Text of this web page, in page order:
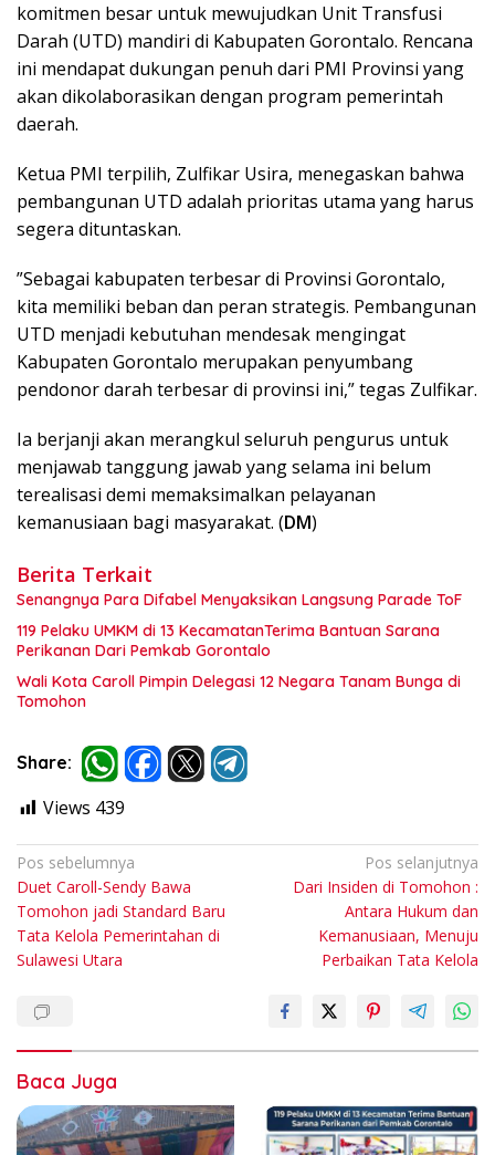
komitmen besar untuk mewujudkan Unit Transfusi
Darah (UTD) mandiri di Kabupaten Gorontalo. Rencana
ini mendapat dukungan penuh dari PMI Provinsi yang
akan dikolaborasikan dengan program pemerintah
daerah.
​Ketua PMI terpilih, Zulfikar Usira, menegaskan bahwa
pembangunan UTD adalah prioritas utama yang harus
segera dituntaskan.
​”Sebagai kabupaten terbesar di Provinsi Gorontalo,
kita memiliki beban dan peran strategis. Pembangunan
UTD menjadi kebutuhan mendesak mengingat
Kabupaten Gorontalo merupakan penyumbang
pendonor darah terbesar di provinsi ini,” tegas Zulfikar.
​Ia berjanji akan merangkul seluruh pengurus untuk
menjawab tanggung jawab yang selama ini belum
terealisasi demi memaksimalkan pelayanan
kemanusiaan bagi masyarakat. (DM)
Berita Terkait
Senangnya Para Difabel Menyaksikan Langsung Parade ToF
119 Pelaku UMKM di 13 KecamatanTerima Bantuan Sarana
Perikanan Dari Pemkab Gorontalo
Wali Kota Caroll Pimpin Delegasi 12 Negara Tanam Bunga di
Tomohon
Share:
Views 439
Navigasi
pos
Pos sebelumnya
Duet Caroll-Sendy Bawa
Tomohon jadi Standard Baru
Tata Kelola Pemerintahan di
Sulawesi Utara
Pos selanjutnya
Dari Insiden di Tomohon :
Antara Hukum dan
Kemanusiaan, Menuju
Perbaikan Tata Kelola
Baca Juga